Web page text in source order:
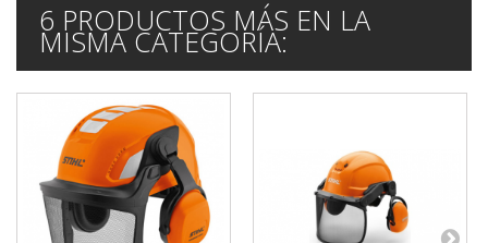
6 PRODUCTOS MÁS EN LA
MISMA CATEGORÍA: